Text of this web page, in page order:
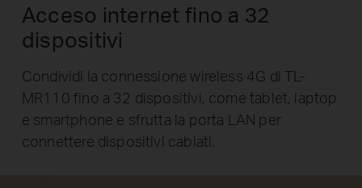
Acceso internet fino a 32
dispositivi
Condividi la connessione wireless 4G di TL-
MR110 fino a 32 dispositivi, come tablet, laptop
e smartphone e sfrutta la porta LAN per
connettere dispositivi cablati.